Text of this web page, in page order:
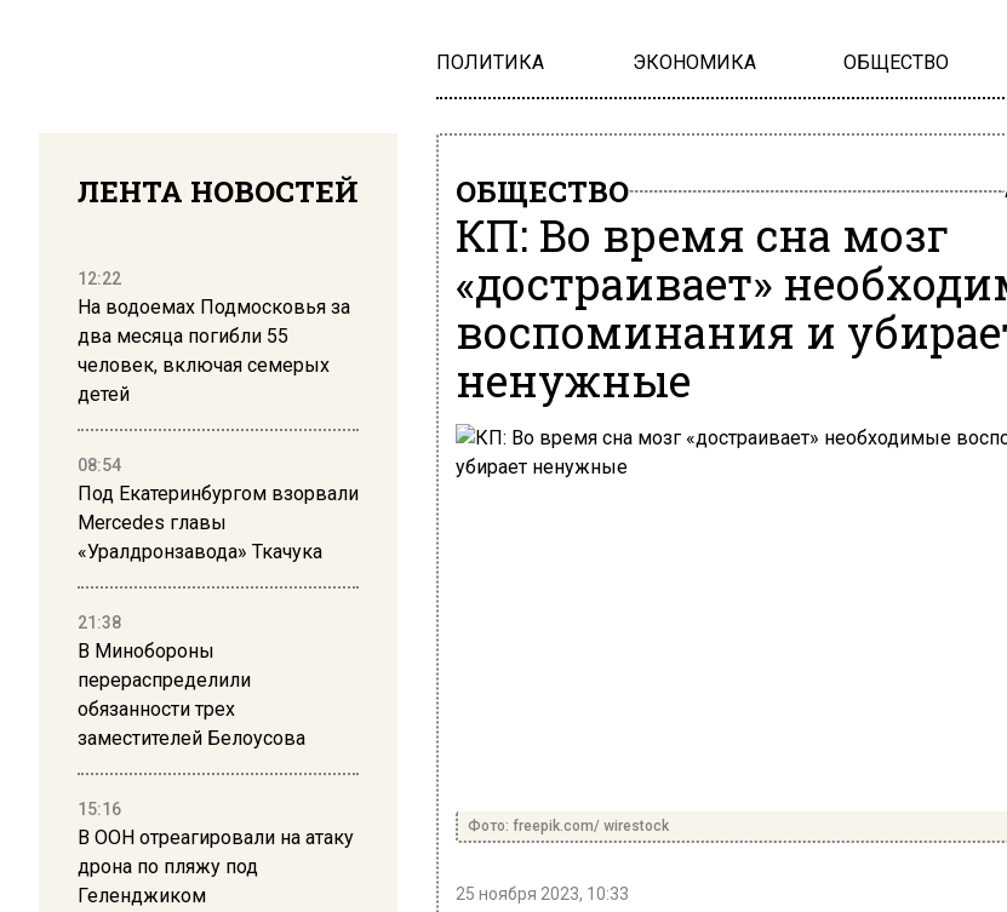
ПОЛИТИКА ЭКОНОМИКА ОБЩЕСТВО
ЛЕНТА НОВОСТЕЙ
12:22
На водоемах Подмосковья за
два месяца погибли 55
человек, включая семерых
детей
08:54
Под Екатеринбургом взорвали
Mercedes главы
«Уралдронзавода» Ткачука
21:38
В Минобороны
перераспределили
обязанности трех
заместителей Белоусова
15:16
В ООН отреагировали на атаку
дрона по пляжу под
Геленджиком
ОБЩЕСТВО
КП: Во время сна мозг
«достраивает»
воспоминания и
ненужные
Фото: freepik.com/ wirestock
25 ноября 2023, 10:33